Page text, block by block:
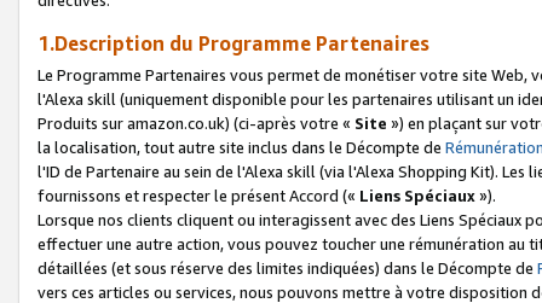
1.Description du Programme Partenaires
Le Programme Partenaires vous permet de monétiser votre site Web,
l'Alexa skill (uniquement disponible pour les partenaires utilisant un
Produits sur amazon.co.uk) (ci-après votre « Site ») en plaçant sur
la localisation, tout autre site inclus dans le Décompte de
l'ID de Partenaire au sein de l'Alexa skill (via l'Alexa Shopping Kit).
fournissons et respecter le présent Accord (« Liens Spéciaux»).
Lorsque nos clients cliquent ou interagissent avec des Liens Spéciaux
effectuer une autre action, vous pouvez toucher une rémunération
détaillées (et sous réserve des limites indiquées) dans le Décompte de
vers ces articles ou services, nous pouvons mettre à votre disposition